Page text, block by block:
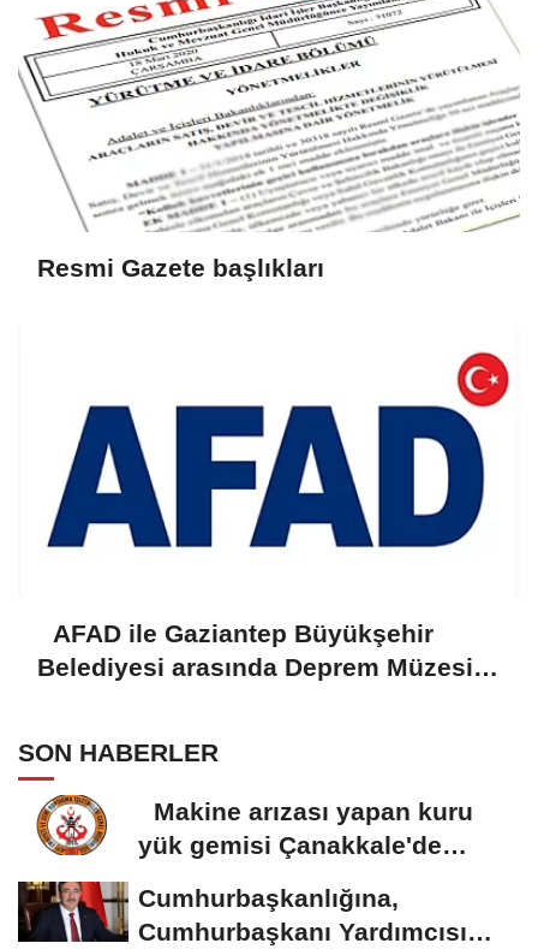
Resmi Gazete başlıkları
AFAD ile Gaziantep Büyükşehir
Belediyesi arasında Deprem Müzesi
SON HABERLER
Makine arızası yapan kuru
yük gemisi Çanakkale'de
Cumhurbaşkanlığına,
Cumhurbaşkanı Yardımcısı